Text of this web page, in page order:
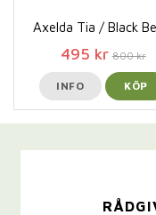
Axelda Tia / Black
495 kr 800 kr
INFO KÖP